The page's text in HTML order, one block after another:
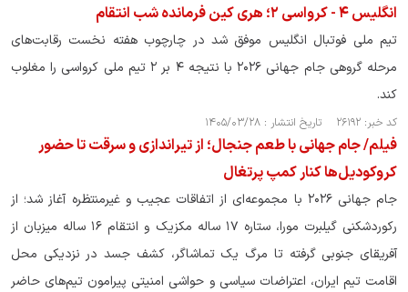
انگلیس ۴ - کرواسی ۲؛ هری کین فرمانده شب انتقام
تیم ملی فوتبال انگلیس موفق شد در چارچوب هفته نخست رقابت‌های
مرحله گروهی جام جهانی ۲۰۲۶ با نتیجه ۴ بر ۲ تیم ملی کرواسی را مغلوب
کند.
کد خبر: ۲۶۱۹۲ تاریخ انتشار : ۱۴۰۵/۰۳/۲۸
فیلم/ جام جهانی با طعم جنجال؛ از تیراندازی و سرقت تا حضور
کروکودیل‌ها کنار کمپ پرتغال
جام جهانی ۲۰۲۶ با مجموعه‌ای از اتفاقات عجیب و غیرمنتظره آغاز شد؛ از
رکوردشکنی گیلبرت مورا، ستاره ۱۷ ساله مکزیک و انتقام ۱۶ ساله میزبان از
آفریقای جنوبی گرفته تا مرگ یک تماشاگر، کشف جسد در نزدیکی محل
اقامت تیم ایران، اعتراضات سیاسی و حواشی امنیتی پیرامون تیم‌های حاضر